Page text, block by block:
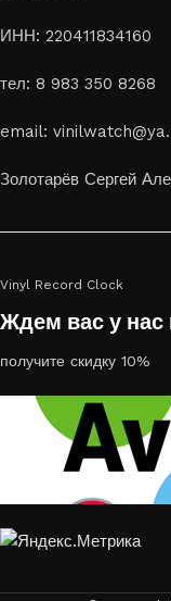
Лазерная гравировка
или украсить свой дом
украсить
ИНН: 220411834160
тел: 8 983 350 8268
email:
Золотарёв Сергей
Vinyl Record Clock
Ждем вас у
получите скидку 10%